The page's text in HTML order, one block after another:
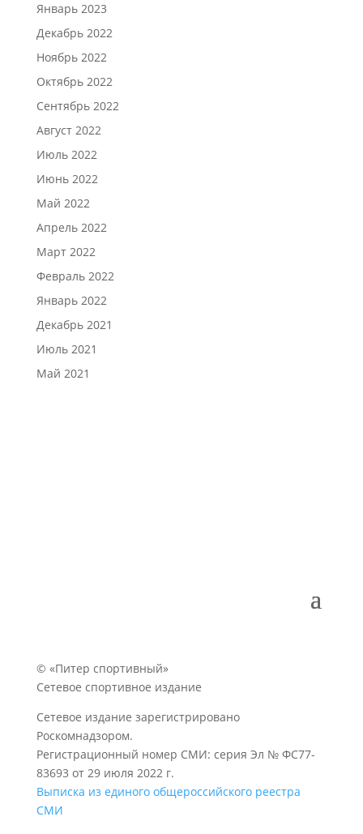
Январь 2023
Декабрь 2022
Ноябрь 2022
Октябрь 2022
Сентябрь 2022
Август 2022
Июль 2022
Июнь 2022
Май 2022
Апрель 2022
Март 2022
Февраль 2022
Январь 2022
Декабрь 2021
Июль 2021
Май 2021
© «Питер спортивный»
Сетевое спортивное издание
Сетевое издание зарегистрировано
Роскомнадзором.
Регистрационный номер СМИ: серия Эл № ФС77-
83693 от 29 июля 2022 г.
Выписка из единого общероссийского реестра
СМИ